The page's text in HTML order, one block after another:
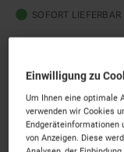
SOFORT LIEFERBAR
Ab dem *
Einwilligung zu
Um Ihnen eine optimale
verwenden wir Cookies
Endgeräteinformationen
von Anzeigen. Diese